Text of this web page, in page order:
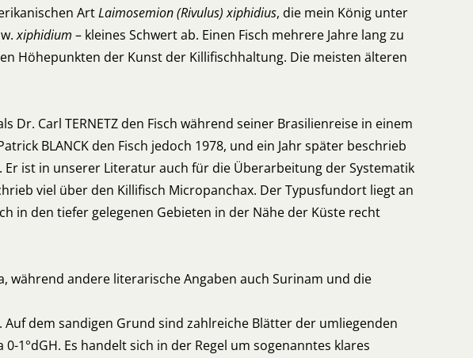
ArtLaimosemion (Rivulus) xiphidius, die mein König unter
xiphidium – kleines Schwert ab. Einen Fisch mehrere Jahre lang zu
Höhepunkten der Kunst der Killifischhaltung. Die meisten älteren
Dr. Carl TERNETZ den Fisch während seiner Brasilienreise in einem
BLANCK den Fisch jedoch 1978, und ein Jahr später beschrieb
Er ist in unserer Literatur auch für die Überarbeitung der Systematik
viel über den Killifisch Micropanchax. Der Typusfundort liegt an
in den tiefer gelegenen Gebieten in der Nähe der Küste recht
während andere literarische Angaben auch Surinam und die
dem sandigen Grund sind zahlreiche Blätter der umliegenden
1°dGH. Es handelt sich in der Regel um sogenanntes klares